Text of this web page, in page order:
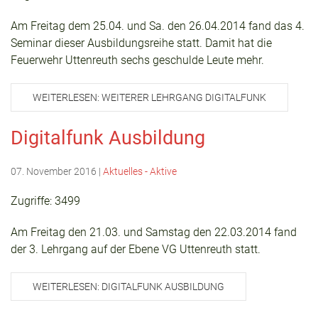
Am Freitag dem 25.04. und Sa. den 26.04.2014 fand das 4.
Seminar dieser Ausbildungsreihe statt. Damit hat die
Feuerwehr Uttenreuth sechs geschulde Leute mehr.
WEITERLESEN: WEITERER LEHRGANG DIGITALFUNK
Digitalfunk Ausbildung
07. November 2016 | Aktuelles - Aktive
Zugriffe: 3499
Am Freitag den 21.03. und Samstag den 22.03.2014 fand
der 3. Lehrgang auf der Ebene VG Uttenreuth statt.
WEITERLESEN: DIGITALFUNK AUSBILDUNG